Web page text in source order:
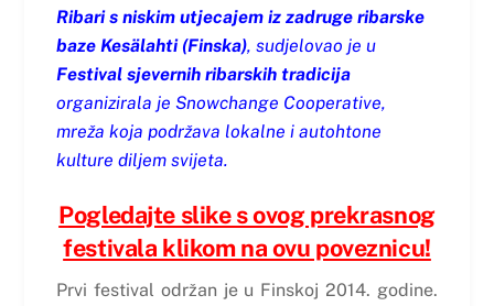
Ribari s niskim utjecajem iz zadruge ribarske
baze Kesälahti (Finska), sudjelovao je u
Festival sjevernih ribarskih tradicija
organizirala je Snowchange Cooperative,
mreža koja podržava lokalne i autohtone
kulture diljem svijeta.
Pogledajte slike s ovog prekrasnog
festivala klikom na ovu poveznicu!
Prvi festival održan je u Finskoj 2014. godine.